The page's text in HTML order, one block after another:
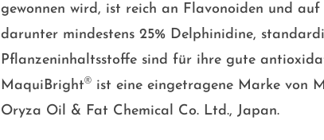
gewonnen wird, ist reich an Flavonoiden und auf
darunter mindestens 25% Delphinidine,
Pflanzeninhaltsstoffe sind für ihre gute
MaquiBright®ist eine eingetragene Marke von
Oryza Oil & Fat Chemical Co. Ltd., Japan.